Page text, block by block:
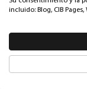
incluido: Blog, CIB Pages,